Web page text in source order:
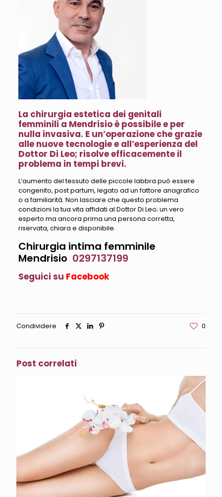
La chirurgia estetica dei genitali
femminili a Mendrisio è possibile e per
nulla invasiva. E un’operazione che grazie
alle nuove tecnologie e all’esperienza del
Dottor Di Leo; risolve efficacemente il
problema in tempi brevi.
L’aumento del tessuto delle piccole labbra può essere
congenito, post partum, legato ad un fattore anagrafico
o a familiarità. Non lasciare che questo problema
condizioni la tua vita affidati al Dottor Di Leo; un vero
esperto ma ancora prima una persona corretta,
riservata, chiara e disponibile.
Chirurgia intima femminile
Mendrisio 0297137199
Seguici su Facebook
Condividere 0
Post correlati